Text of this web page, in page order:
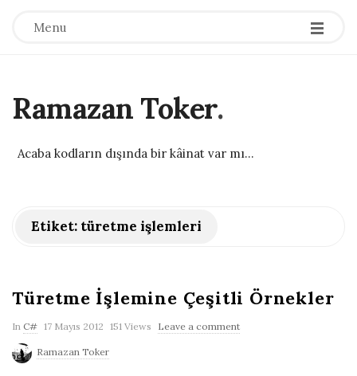
Menu
Ramazan Toker.
Acaba kodların dışında bir kâinat var mı...
Etiket: türetme işlemleri
Türetme İşlemine Çeşitli Örnekler
In C# P
17 Mayıs 2012 151 Views Leave a comment
Ramazan Toker